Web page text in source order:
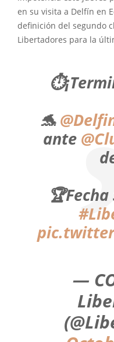
en su visita a Delfín en
definición del segundo
Libertadores para la
🐬
ante
—